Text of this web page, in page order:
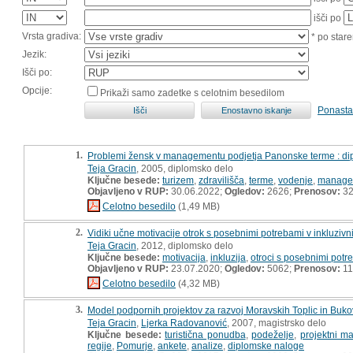
išči po
Vrsta gradiva:
* po
Jezik:
Išči po:
Opcije:
Prikaži samo zadetke s celotnim besedilom
1. Problemi žensk v managementu podjetja Panonske terme :
Teja Gracin , 2005, diplomsko delo
Ključne besede: turizem zdravilišča terme vodenje
Objavljeno v RUP: 30.06.2022; Ogledov: 2626; Prenosov: 32
Celotno besedilo (1,49 MB)
2. Vidiki učne motivacije otrok s posebnimi potrebami v
Teja Gracin , 2012, diplomsko delo
Ključne besede: motivacija inkluzija otroci s posebnimi
Objavljeno v RUP: 23.07.2020; Ogledov: 5062; Prenosov:
Celotno besedilo (4,32 MB)
3. Model podpornih projektov za razvoj Moravskih Toplic in
Teja Gracin Ljerka Radovanović , 2007, magistrsko delo
Ključne besede: turistična ponudba podeželje
projektni
regije Pomurje ankete analize diplomske naloge